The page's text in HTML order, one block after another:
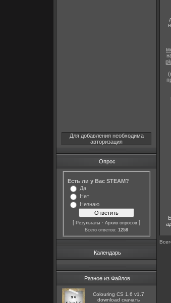
Для добавления необходима
авторизация
Опрос
Есть ли у Вас STEAM?
Да
Нет
Незнаю
[ Результаты · Архив опросов ]
Всего ответов: 1258
Календарь
Разное из Файлов
Colouring CS 1.6 v1.7
download скачать